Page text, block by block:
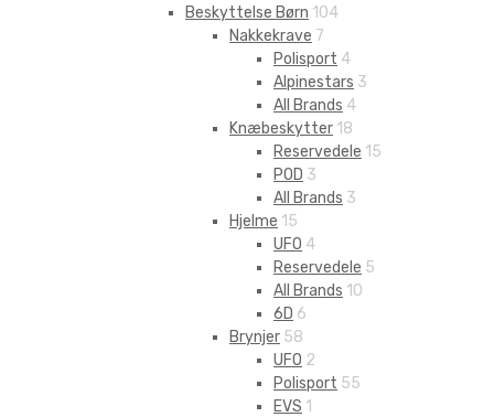
Beskyttelse Børn 104
Nakkekrave 7
Polisport 4
Alpinestars 3
All Brands 4
Knæbeskytter 18
Reservedele 15
POD 3
All Brands 3
Hjelme 15
UFO 4
Reservedele 5
All Brands 10
6D 6
Brynjer 58
UFO 2
Polisport 55
EVS 1